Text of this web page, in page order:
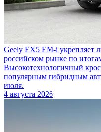
Geely EX5 EM-i укрепляет
российском рынке по
Высокотехнологичный
популярным гибридным
июля.
4 августа 2026